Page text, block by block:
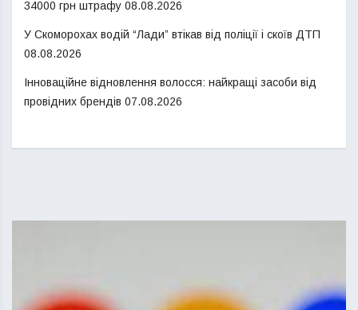
34000 грн штрафу 08.08.2026
У Скоморохах водій “Лади” втікав від поліції і скоїв ДТП
08.08.2026
Інноваційне відновлення волосся: найкращі засоби від
провідних брендів 07.08.2026